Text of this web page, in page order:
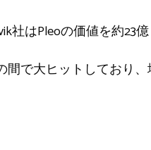
社はPleoの価値を約23
で大ヒットしており